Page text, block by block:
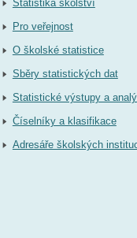
Statistika školství
Pro veřejnost
O školské statistice
Sběry statistických dat
Statistické výstupy a
Číselníky a klasifikace
Adresáře školských